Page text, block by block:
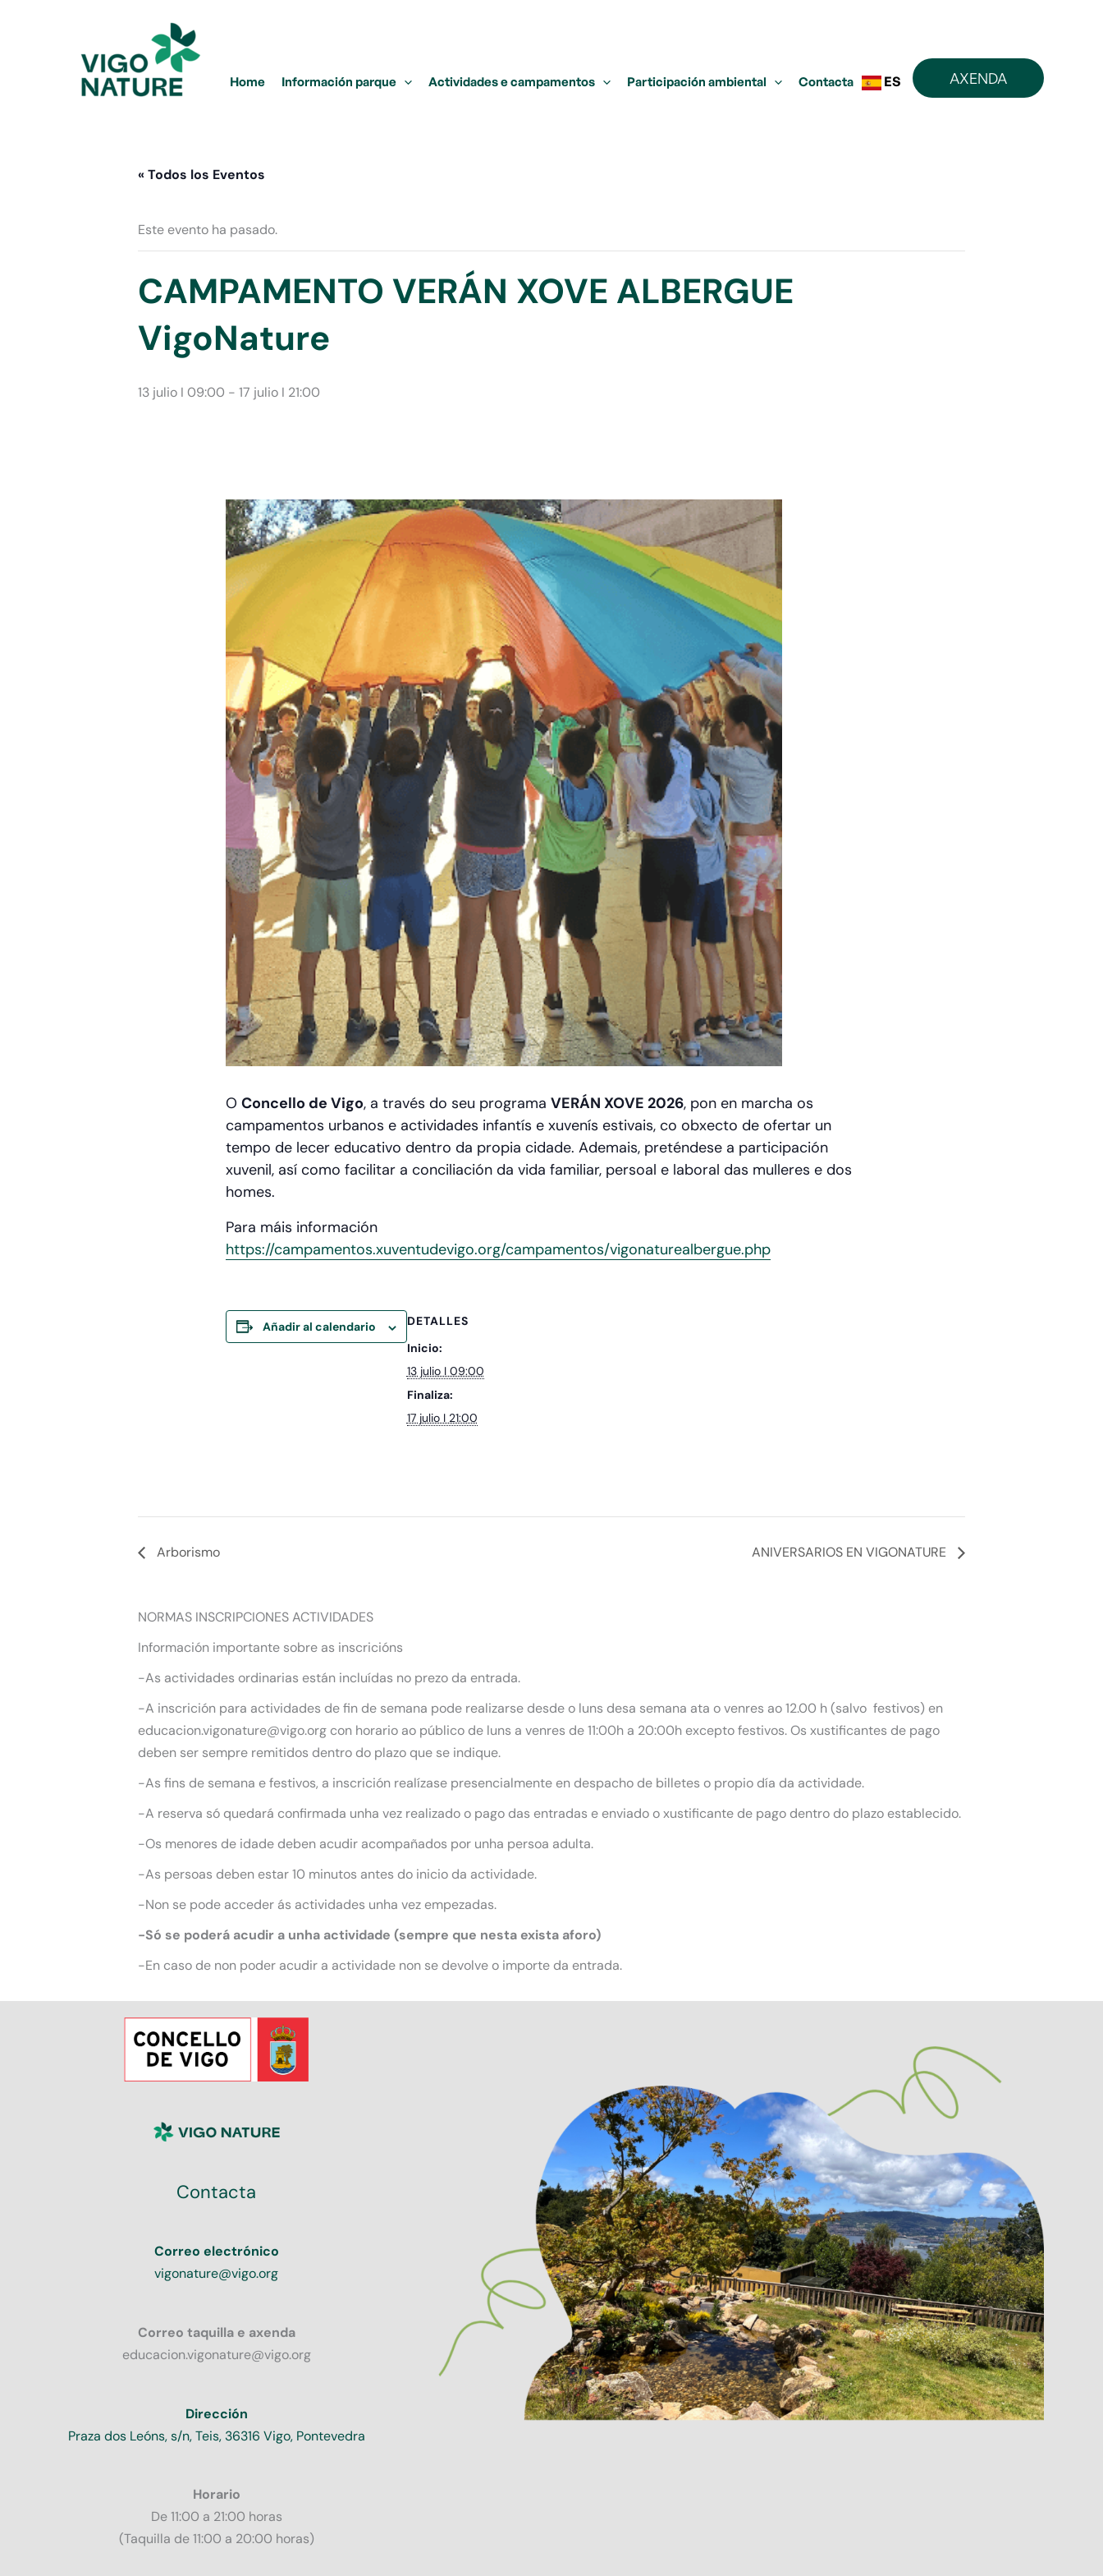
Home Información parque Actividades e campamentos Participación ambiental Contacta ES AXENDA
« Todos los Eventos
Este evento ha pasado.
CAMPAMENTO VERÁN XOVE ALBERGUE
VigoNature
13 julio I 09:00 - 17 julio I 21:00
O Concello de Vigo, a través do seu programa VERÁN XOVE 2026, pon en marcha os
campamentos urbanos e actividades infantís e xuvenís estivais, co obxecto de ofertar un
tempo de lecer educativo dentro da propia cidade. Ademais, preténdese a participación
xuvenil, así como facilitar a conciliación da vida familiar, persoal e laboral das mulleres e dos
homes.
Para máis información
https://campamentos.xuventudevigo.org/campamentos/vigonaturealbergue.php
Añadir al calendario
DETALLES
Inicio:
13 julio I 09:00
Finaliza:
17 julio I 21:00
Arborismo ANIVERSARIOS EN VIGONATURE
NORMAS INSCRIPCIONES ACTIVIDADES
Información importante sobre as inscricións
-As actividades ordinarias están incluídas no prezo da entrada.
-A inscrición para actividades de fin de semana pode realizarse desde o luns desa semana ata o venres ao 12.00 h (salvo festivos) en
educacion.vigonature@vigo.org con horario ao público de luns a venres de 11:00h a 20:00h excepto festivos. Os xustificantes de pago
deben ser sempre remitidos dentro do plazo que se indique.
-As fins de semana e festivos, a inscrición realízase presencialmente en despacho de billetes o propio día da actividade.
-A reserva só quedará confirmada unha vez realizado o pago das entradas e enviado o xustificante de pago dentro do plazo establecido.
-Os menores de idade deben acudir acompañados por unha persoa adulta.
-As persoas deben estar 10 minutos antes do inicio da actividade.
-Non se pode acceder ás actividades unha vez empezadas.
-Só se poderá acudir a unha actividade (sempre que nesta exista aforo)
-En caso de non poder acudir a actividade non se devolve o importe da entrada.
Contacta
Correo electrónico
vigonature@vigo.org
Correo taquilla e axenda
educacion.vigonature@vigo.org
Dirección
Praza dos Leóns, s/n, Teis, 36316 Vigo, Pontevedra
Horario
De 11:00 a 21:00 horas
(Taquilla de 11:00 a 20:00 horas)